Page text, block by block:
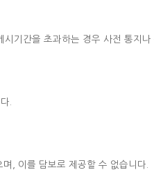
기간을 초과하는 경우 사전 통지나
.
, 이를 담보로 제공할 수 없습니다.